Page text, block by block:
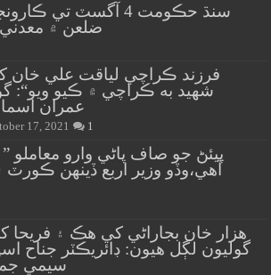
سنڌ حڪومت 4 آگسٽ
ضلعن ۾ معدني
شهيد به ڪراچي ۾ ڪيو ويو“:
عمران
17, 2021 1
پيئڻ جو صاف پاڻي وارو معاملو ”
آهي،وڏو وزير اربع ڏينهن
گوليون لڳل هيون: ڊائريڪٽر جناح
سيمي